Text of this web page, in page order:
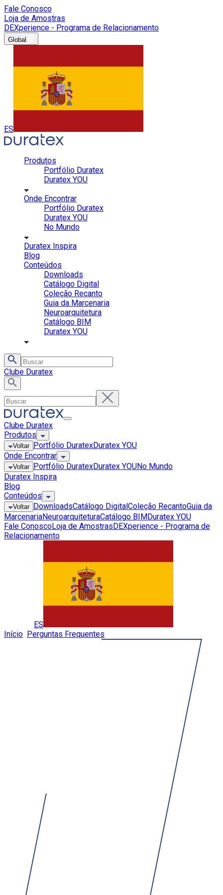
Fale Conosco
Loja de Amostras
DEXperience - Programa de Relacionamento
Global
ES
Produtos
Portfólio Duratex
Duratex YOU
Onde Encontrar
Portfólio Duratex
Duratex YOU
No Mundo
Duratex Inspira
Blog
Conteúdos
Downloads
Catálogo Digital
Coleção Recanto
Guia da Marcenaria
Neuroarquitetura
Catálogo BIM
Duratex YOU
Clube Duratex
Clube Duratex
Produtos
Voltar Portfólio DuratexDuratex YOU
Onde Encontrar
Voltar Portfólio DuratexDuratex YOUNo Mundo
Duratex Inspira
Blog
Conteúdos
Voltar DownloadsCatálogo DigitalColeção RecantoGuia da
MarcenariaNeuroarquiteturaCatálogo BIMDuratex YOU
Fale ConoscoLoja de AmostrasDEXperience - Programa de
Relacionamento
ES
Início Perguntas Frequentes